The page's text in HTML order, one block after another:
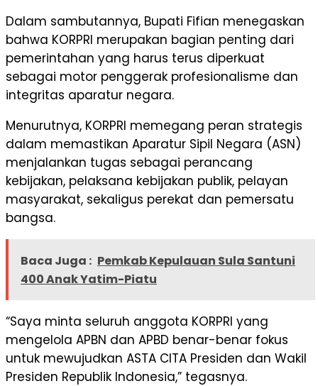
Dalam sambutannya, Bupati Fifian menegaskan
bahwa KORPRI merupakan bagian penting dari
pemerintahan yang harus terus diperkuat
sebagai motor penggerak profesionalisme dan
integritas aparatur negara.
Menurutnya, KORPRI memegang peran strategis
dalam memastikan Aparatur Sipil Negara (ASN)
menjalankan tugas sebagai perancang
kebijakan, pelaksana kebijakan publik, pelayan
masyarakat, sekaligus perekat dan pemersatu
bangsa.
Baca Juga : Pemkab Kepulauan Sula Santuni
400 Anak Yatim-Piatu
“Saya minta seluruh anggota KORPRI yang
mengelola APBN dan APBD benar-benar fokus
untuk mewujudkan ASTA CITA Presiden dan Wakil
Presiden Republik Indonesia,” tegasnya.